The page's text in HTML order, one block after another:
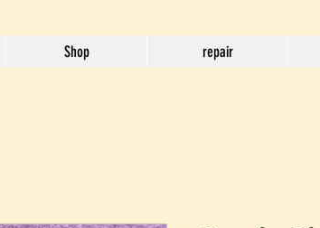
Shop repair